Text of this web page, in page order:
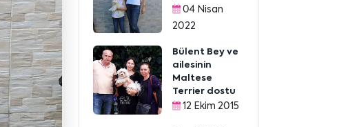
04 Nisan
2022
Bülent Bey ve
ailesinin
Maltese
Terrier dostu
12 Ekim 2015